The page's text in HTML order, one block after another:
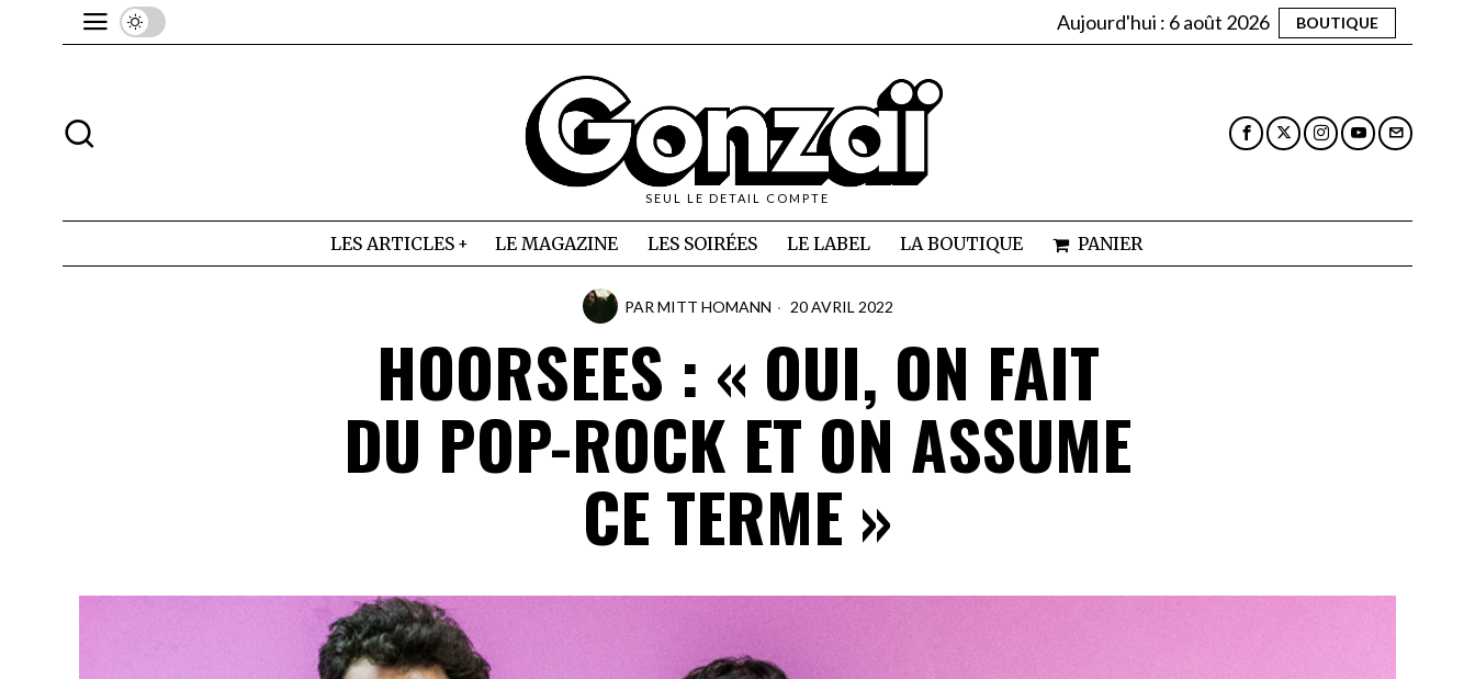
Aujourd'hui : 6 août 2026 BOUTIQUE
SEUL LE DETAIL COMPTE
LES ARTICLES LE MAGAZINE LES SOIRÉES LE LABEL LA BOUTIQUE PANIER
PAR MITT HOMANN 20 AVRIL 2022
HOORSEES : « OUI, ON FAIT
DU POP-ROCK ET ON ASSUME
CE TERME »